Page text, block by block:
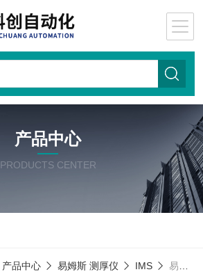
产品中心
PRODUCTS CENTER
产品中心 易姆斯 测厚仪 IMS 易姆斯MXR-100/30IMS易姆斯测厚仪 MXR-100/30